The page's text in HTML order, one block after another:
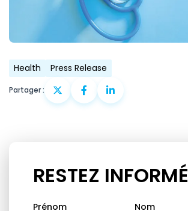
Health Press Release
Partager :
RESTEZ INFORMÉ
Prénom Nom